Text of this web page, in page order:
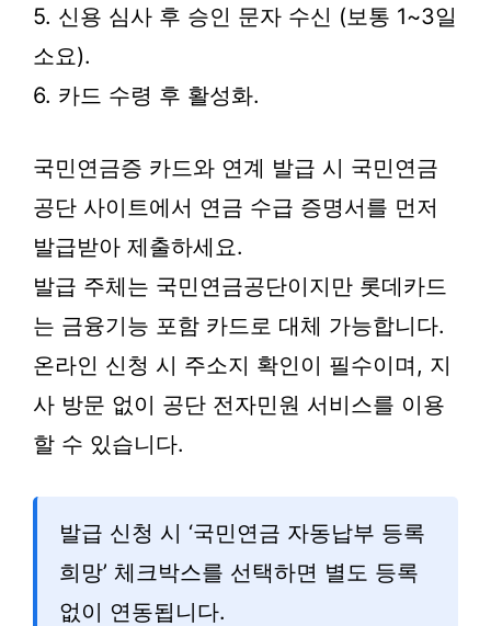
5. 신용 심사 후 승인 문자 수신 (보통 1~3일
소요).
6. 카드 수령 후 활성화.
국민연금증 카드와 연계 발급 시 국민연금
공단 사이트에서 연금 수급 증명서를 먼저
발급받아 제출하세요.
발급 주체는 국민연금공단이지만 롯데카드
는 금융기능 포함 카드로 대체 가능합니다.
온라인 신청 시 주소지 확인이 필수이며, 지
사 방문 없이 공단 전자민원 서비스를 이용
할 수 있습니다.
발급 신청 시 ‘국민연금 자동납부 등록
희망’ 체크박스를 선택하면 별도 등록
없이 연동됩니다.